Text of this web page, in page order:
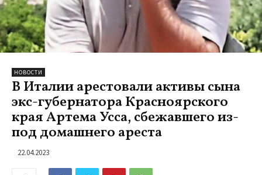
НОВОСТИ
В Италии арестовали активы сына
экс-губернатора Красноярского
края Артема Усса, сбежавшего из-
под домашнего ареста
22.04.2023